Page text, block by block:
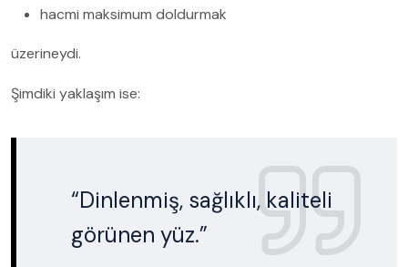
hacmi maksimum doldurmak
üzerineydi.
Şimdiki yaklaşım ise:
“Dinlenmiş, sağlıklı, kaliteli
görünen yüz.”